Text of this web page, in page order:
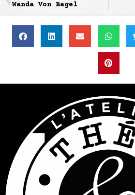
Wanda Von Bagel